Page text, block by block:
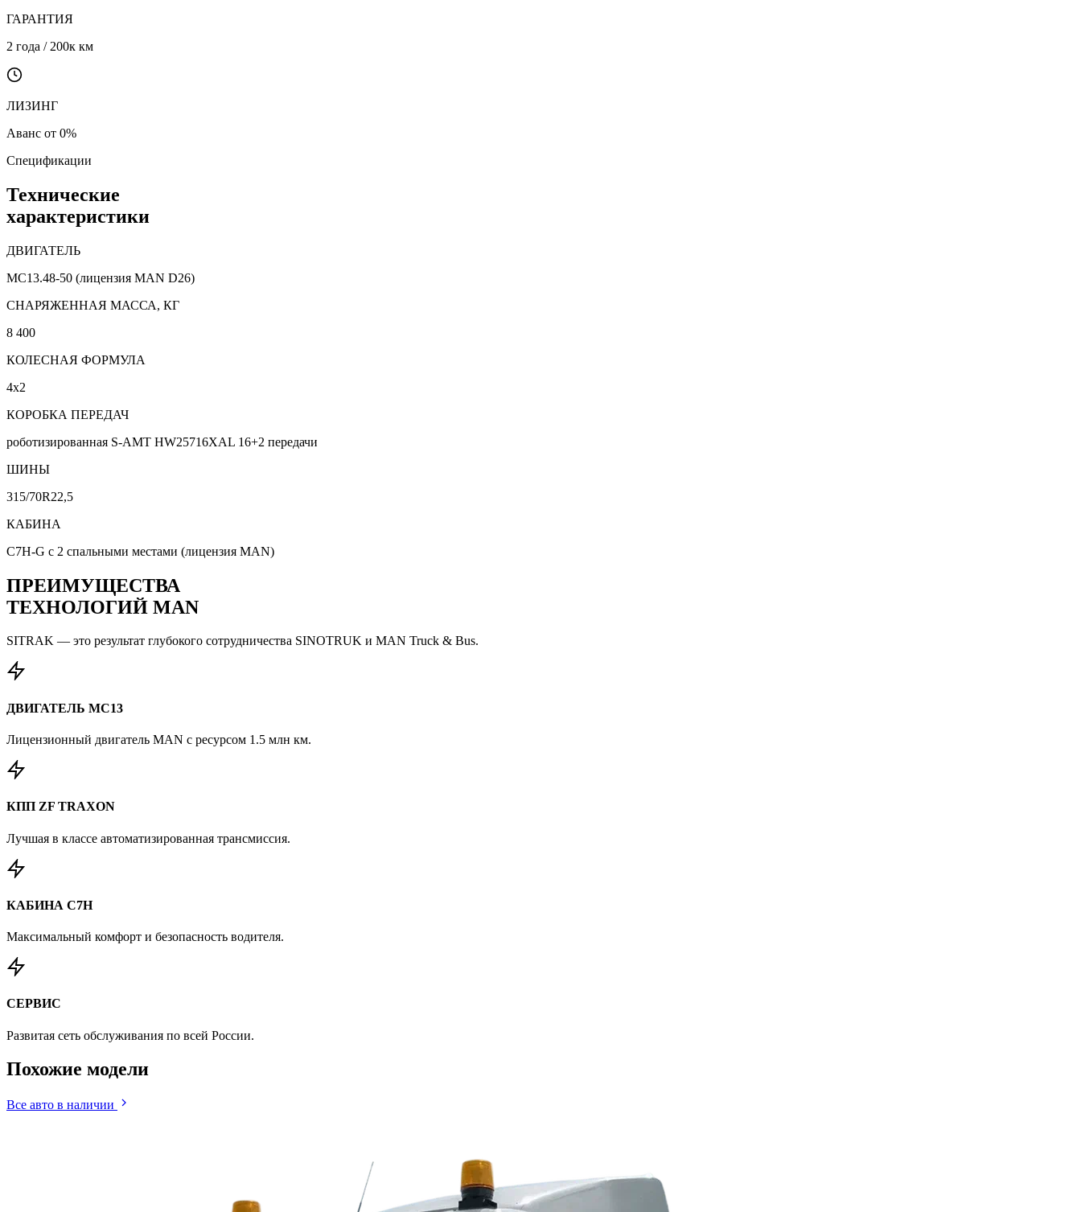
ГАРАНТИЯ
2 года / 200к км
ЛИЗИНГ
Аванс от 0%
Спецификации
Технические
характеристики
ДВИГАТЕЛЬ
MC13.48-50 (лицензия MAN D26)
CНАРЯЖЕННАЯ МАССА, КГ
8 400
КОЛЕСНАЯ ФОРМУЛА
4х2
КОРОБКА ПЕРЕДАЧ
роботизированная S-AMT HW25716XAL 16+2 передачи
ШИНЫ
315/70R22,5
КАБИНА
C7H-G с 2 спальными местами (лицензия MAN)
ПРЕИМУЩЕСТВА
ТЕХНОЛОГИЙ MAN
SITRAK — это результат глубокого сотрудничества SINOTRUK и MAN Truck & Bus.
ДВИГАТЕЛЬ MC13
Лицензионный двигатель MAN с ресурсом 1.5 млн км.
КПП ZF TRAXON
Лучшая в классе автоматизированная трансмиссия.
КАБИНА C7H
Максимальный комфорт и безопасность водителя.
СЕРВИС
Развитая сеть обслуживания по всей России.
Похожие модели
Все авто в наличии